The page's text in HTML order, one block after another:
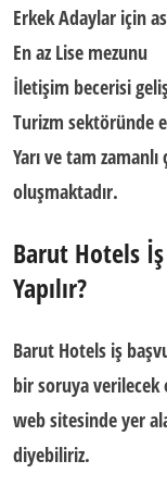
Erkek Adaylar için
En az Lise mezunu
İletişim becerisi
Turizm sektöründe
Yarı ve tam
oluşmaktadır.
Barut Hotels
Yapılır?
Barut Hotels iş
bir soruya verilecek
web sitesinde yer
diyebiliriz.